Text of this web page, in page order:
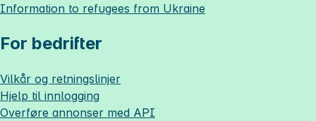
Information to refugees from Ukraine
For bedrifter
Vilkår og retningslinjer
Hjelp til innlogging
Overføre annonser med API